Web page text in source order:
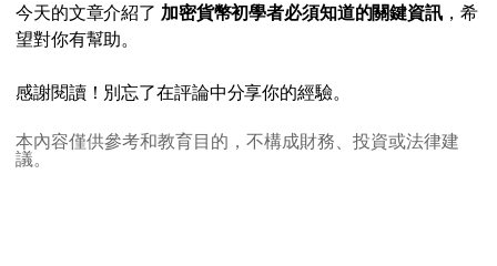
今天的文章介紹了 加密貨幣初學者必須知道的關鍵資訊 ，希
望對你有幫助。
感謝閱讀！別忘了在評論中分享你的經驗。
本內容僅供參考和教育目的，不構成財務、投資或法律建
議。